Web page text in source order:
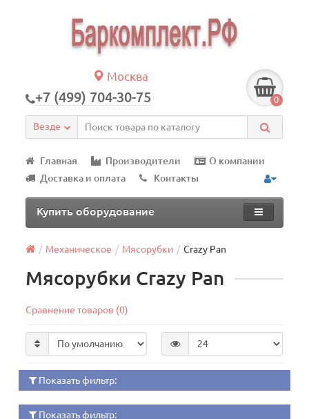
Москва
+7 (499) 704-30-75 0
Везде
Главная Производители
О компании
Доставка и оплата
Контакты
Купить оборудование
Механическое Мясорубки Crazy Pan
Мясорубки Crazy Pan
Сравнение товаров (0)
Показать фильтр:
Показать фильтр: